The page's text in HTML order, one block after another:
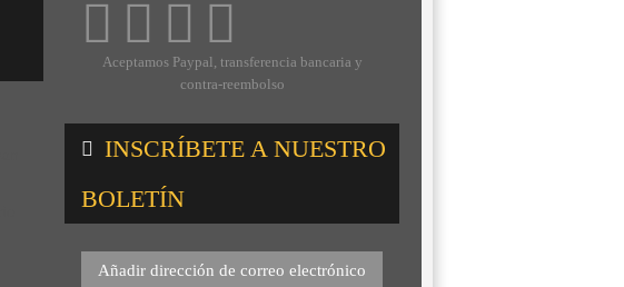
Aceptamos Paypal, transferencia bancaria y
contra-reembolso
INSCRÍBETE A NUESTRO
BOLETÍN
Añadir dirección de correo electrónico